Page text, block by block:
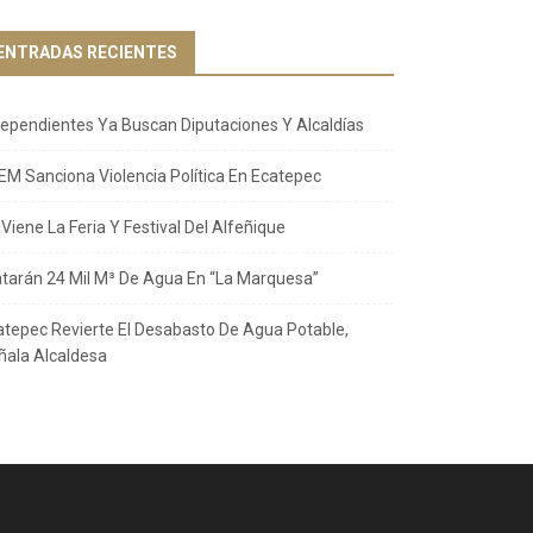
ENTRADAS RECIENTES
Ya Buscan Diputaciones Y Alcaldías
Sanciona Violencia Política En Ecatepec
La Feria Y Festival Del Alfeñique
24 Mil M³ De Agua En “La Marquesa”
Revierte El Desabasto De Agua Potable,
Alcaldesa